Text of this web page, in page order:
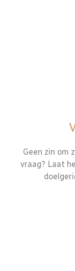
Geen zin om
vraag? Laat